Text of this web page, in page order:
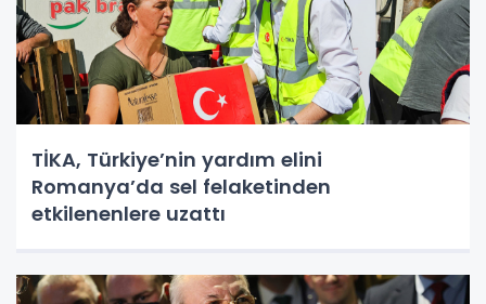
TİKA, Türkiye’nin yardım elini
Romanya’da sel felaketinden
etkilenenlere uzattı